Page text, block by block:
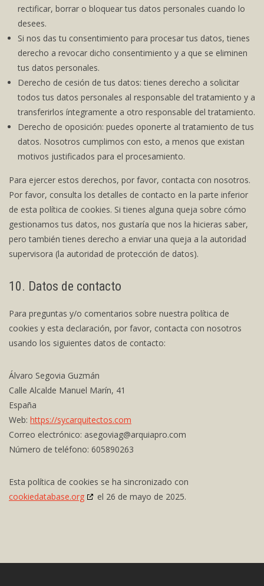
rectificar, borrar o bloquear tus datos personales cuando lo
desees.
Si nos das tu consentimiento para procesar tus datos, tienes
derecho a revocar dicho consentimiento y a que se eliminen
tus datos personales.
Derecho de cesión de tus datos: tienes derecho a solicitar
todos tus datos personales al responsable del tratamiento y a
transferirlos íntegramente a otro responsable del tratamiento.
Derecho de oposición: puedes oponerte al tratamiento de tus
datos. Nosotros cumplimos con esto, a menos que existan
motivos justificados para el procesamiento.
Para ejercer estos derechos, por favor, contacta con nosotros.
Por favor, consulta los detalles de contacto en la parte inferior
de esta política de cookies. Si tienes alguna queja sobre cómo
gestionamos tus datos, nos gustaría que nos la hicieras saber,
pero también tienes derecho a enviar una queja a la autoridad
supervisora (la autoridad de protección de datos).
10. Datos de contacto
Para preguntas y/o comentarios sobre nuestra política de
cookies y esta declaración, por favor, contacta con nosotros
usando los siguientes datos de contacto:
Álvaro Segovia Guzmán
Calle Alcalde Manuel Marín, 41
España
Web: https://sycarquitectos.com
Correo electrónico: asegoviag@arquiapro.com
Número de teléfono: 605890263
Esta política de cookies se ha sincronizado con
cookiedatabase.org
el 26 de mayo de 2025.